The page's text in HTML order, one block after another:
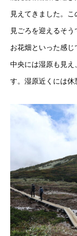
見えてきました。
見ごろを迎えるそ
お花畑といった感
中央には湿原も見
す。湿原近くには休